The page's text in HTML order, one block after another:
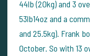
44lb (20kg) and 3
53lb14oz and a
and 25.5kg). Frank
October. So with 13